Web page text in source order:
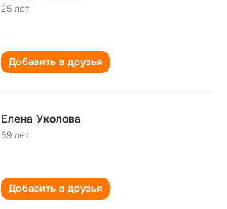
25 лет
Добавить в друзья
Елена Уколова
59 лет
Добавить в друзья